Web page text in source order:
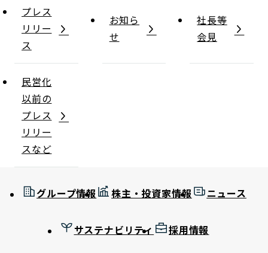
プレス
リリー
ス
お知ら
せ
社長等
会見
民営化
以前の
プレス
リリー
スなど
グループ情報 株主・投資家情報 ニュース
サステナビリティ 採用情報